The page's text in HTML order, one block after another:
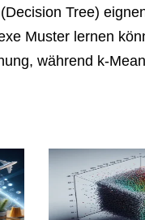
Tree)
Muster lernen
während k-